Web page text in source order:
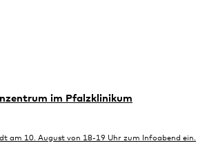
im Pfalzklinikum
am 10. August von 18-19 Uhr zum Infoabend ein.